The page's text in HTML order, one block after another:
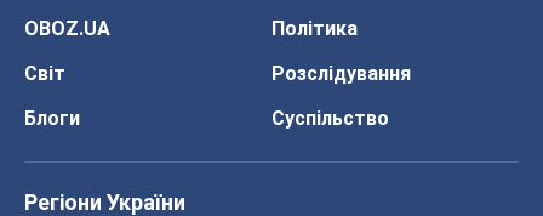
OBOZ.UA
Політика
Світ
Розслідування
Блоги
Суспільство
Регіони України